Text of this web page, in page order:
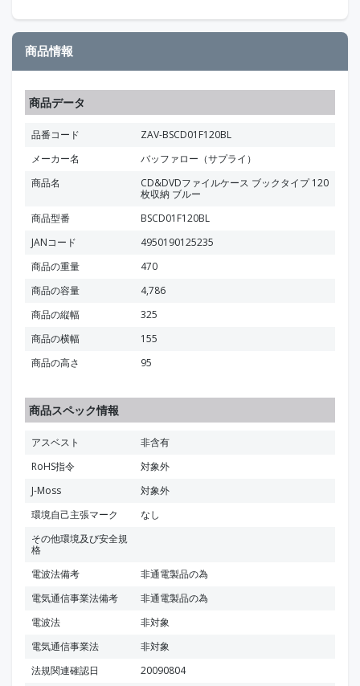
商品情報
商品データ
品番コード
ZAV-BSCD01F120BL
メーカー名
バッファロー（サプライ）
商品名
CD&DVDファイルケース ブックタイプ 120
枚収納 ブルー
商品型番
BSCD01F120BL
JANコード
4950190125235
商品の重量
470
商品の容量
4,786
商品の縦幅
325
商品の横幅
155
商品の高さ
95
商品スペック情報
アスベスト
非含有
RoHS指令
対象外
J-Moss
対象外
環境自己主張マーク
なし
その他環境及び安全規
格
電波法備考
非通電製品の為
電気通信事業法備考
非通電製品の為
電波法
非対象
電気通信事業法
非対象
法規関連確認日
20090804